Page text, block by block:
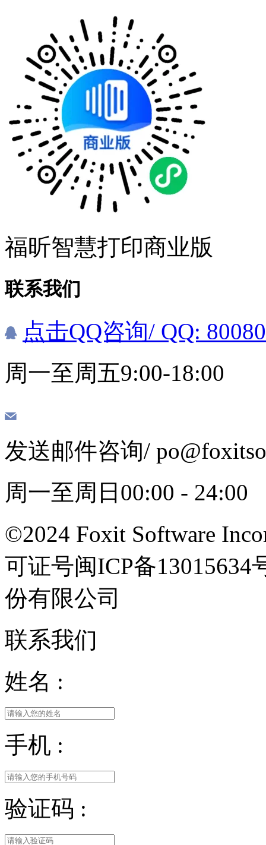
福昕智慧打印商业版
联系我们
点击QQ咨询/ QQ:
周一至周五9:00-18:00
发送邮件咨询/
周一至周日00:00 - 24:00
©2024 Foxit Software
可证号闽ICP备
份有限公司
联系我们
姓名 :
手机 :
验证码 :